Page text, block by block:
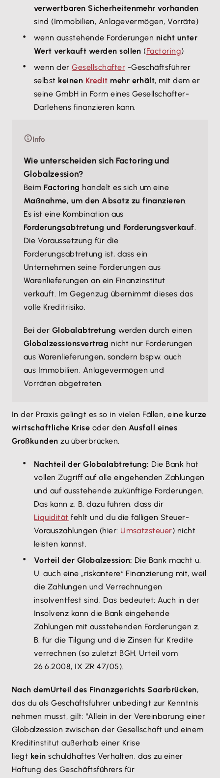
verwertbaren Sicherheitenmehr vorhanden
sind (Immobilien, Anlagevermögen, Vorräte)
wenn ausstehende Forderungen nicht unter
Wert verkauft werden sollen (Factoring)
wenn derGesellschafter -Geschäftsführer
selbst keinen Kredit mehr erhält, mit dem er
seine GmbH in Form eines Gesellschafter-
Darlehens finanzieren kann.
Info
Wie unterscheiden sich Factoring und
Globalzession?
Beim Factoring handelt es sich um eine
Maßnahme, um den Absatz zu finanzieren.
Es ist eine Kombination aus
Forderungsabtretung und Forderungsverkauf.
Die Voraussetzung für die
Forderungsabtretung ist, dass ein
Unternehmen seine Forderungen aus
Warenlieferungen an ein Finanzinstitut
verkauft. Im Gegenzug übernimmt dieses das
volle Kreditrisiko.
Bei der Globalabtretung werden durch einen
Globalzessionsvertrag nicht nur Forderungen
aus Warenlieferungen, sondern bspw. auch
aus Immobilien, Anlagevermögen und
Vorräten abgetreten.
In der Praxis gelingt es so in vielen Fällen, eine kurze
wirtschaftliche Krise oder den Ausfall eines
Großkunden zu überbrücken.
Nachteil der Globalabtretung: Die Bank hat
vollen Zugriff auf alle eingehenden Zahlungen
und auf ausstehende zukünftige Forderungen.
Das kann z. B. dazu führen, dass dir
Liquidität fehlt und du die fälligen Steuer-
Voraus­zahlungen (hier: Umsatzsteuer) nicht
leisten kannst.
Vorteil der Globalzession: Die Bank macht u.
U. auch eine „riskantere“ Finanzierung mit, weil
die Zahlungen und Verrechnungen
insolventfest sind. Das bedeutet: Auch in der
Insolvenz kann die Bank eingehende
Zahlungen mit ausstehenden Forderungen z.
B. für die Tilgung und die Zinsen für Kredite
verrechnen (so zuletzt BGH, Urteil vom
26.6.2008, IX ZR 47/05).
Nach demUrteil des Finanzgerichts Saarbrücken,
das du als Geschäftsführer unbedingt zur Kenntnis
nehmen musst, gilt: "Allein in der Vereinbarung einer
Globalzession zwischen der Gesellschaft und einem
Kreditinstitut außerhalb einer Krise
liegt kein schuldhaftes Verhalten, das zu einer
Haftung des Geschäftsführers für